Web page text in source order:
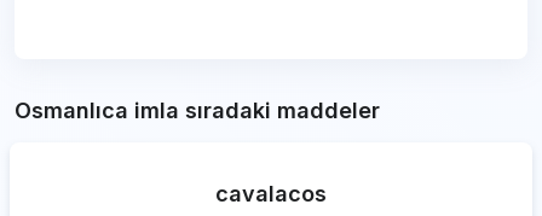
Osmanlıca imla sıradaki maddeler
cavalacos